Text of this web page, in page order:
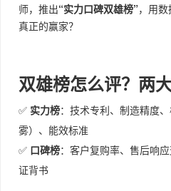
师，推出“实力口碑双雄榜”，用
真正的赢家？
双雄榜怎么评？两
✅ 实力榜：技术专利、制造精度
雾）、能效标准
✅ 口碑榜：客户复购率、售后响
证背书